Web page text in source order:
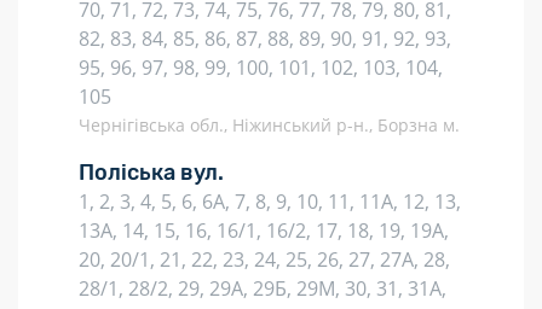
70, 71, 72, 73, 74, 75, 76, 77, 78, 79, 80, 81,
82, 83, 84, 85, 86, 87, 88, 89, 90, 91, 92, 93,
95, 96, 97, 98, 99, 100, 101, 102, 103, 104,
105
Чернігівська обл., Ніжинський р-н., Борзна м.
Поліська вул.
1, 2, 3, 4, 5, 6, 6А, 7, 8, 9, 10, 11, 11А, 12, 13,
13А, 14, 15, 16, 16/1, 16/2, 17, 18, 19, 19А,
20, 20/1, 21, 22, 23, 24, 25, 26, 27, 27А, 28,
28/1, 28/2, 29, 29А, 29Б, 29М, 30, 31, 31А,